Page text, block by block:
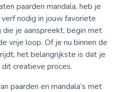
paarden mandala, heb je
nodig in jouw favoriete
je aanspreekt, begin met
vrije loop. Of je nu binnen de
het belangrijkste is dat je
creatieve proces.
paarden en mandala’s met